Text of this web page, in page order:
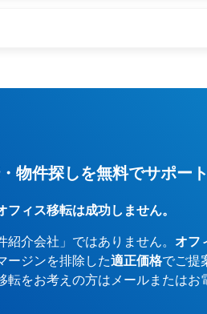
物件探しを無料でサポー
ィス移転は成功しません。
介会社」ではありません。 オフ
ージンを排除した適正価格でご提
転をお考えの方はメールまたは